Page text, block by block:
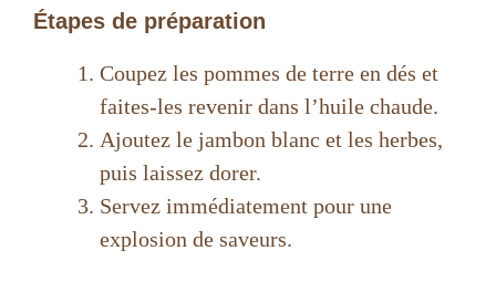
Étapes de préparation
Coupez les pommes de terre en dés et
faites-les revenir dans l’huile chaude.
Ajoutez le jambon blanc et les herbes,
puis laissez dorer.
Servez immédiatement pour une
explosion de saveurs.